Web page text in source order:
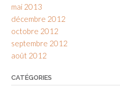
mai 2013
décembre 2012
octobre 2012
septembre 2012
août 2012
CATÉGORIES